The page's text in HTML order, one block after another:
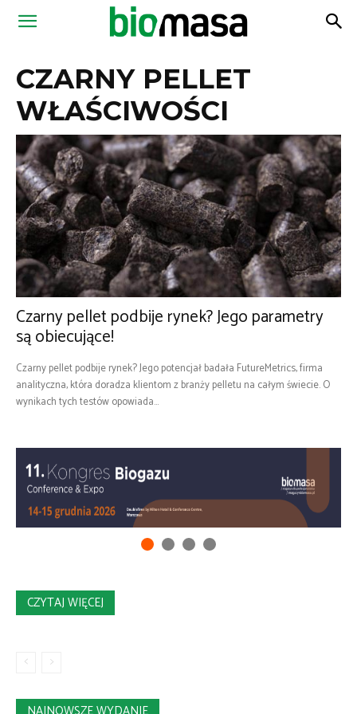
Magazyn
CZARNY PELLET
WŁAŚCIWOŚCI
Czarny pellet podbije rynek? Jego parametry
są obiecujące!
Czarny pellet podbije rynek? Jego potencjał badała FutureMetrics, firma
analityczna, która doradza klientom z branży pelletu na całym świecie. O
wynikach tych testów opowiada...
CZYTAJ WIĘCEJ